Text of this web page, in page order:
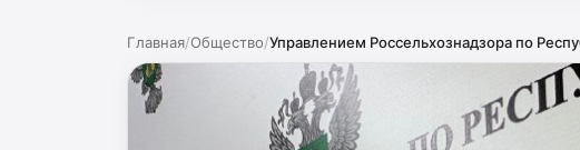
Главная/Общество/Управлением Россельхознадзора по